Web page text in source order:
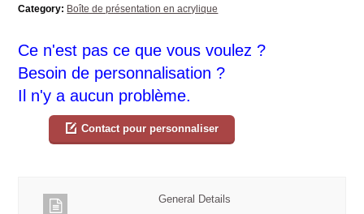
Category: Boîte de présentation en acrylique
Ce n'est pas ce que vous voulez ?
Besoin de personnalisation ?
Il n'y a aucun problème.
Contact pour personnaliser
General Details